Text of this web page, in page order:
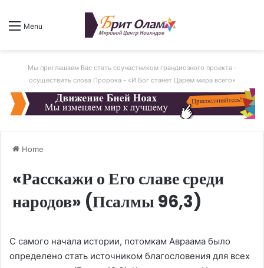
Menu
Мы приглашаем Вас стать соучастником грандиозного проекта -
осуществить слова Пророка - «И Бог станет Царем мира всего»
Home
«Расскажи о Его славе среди
народов» (Псалмы 96,3)
С самого начала истории, потомкам Авраама было
определено стать источником благословения для всех